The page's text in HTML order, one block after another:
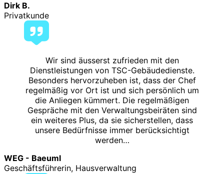
Dirk B.
Privatkunde
Wir sind äusserst zufrieden mit den
Dienstleistungen von TSC-Gebäudedienste.
Besonders hervorzuheben ist, dass der Chef
regelmäßig vor Ort ist und sich persönlich um
die Anliegen kümmert. Die regelmäßigen
Gespräche mit den Verwaltungsbeiräten sind
ein weiteres Plus, da sie sicherstellen, dass
unsere Bedürfnisse immer berücksichtigt
werden…
WEG - Baeuml
Geschäftsführerin, Hausverwaltung